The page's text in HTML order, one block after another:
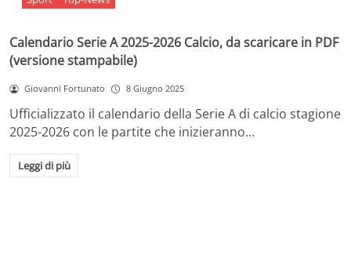
Calendario Serie A 2025-2026 Calcio, da scaricare in PDF
(versione stampabile)
Giovanni Fortunato 8 Giugno 2025
Ufficializzato il calendario della Serie A di calcio stagione
2025-2026 con le partite che inizieranno…
Leggi di più